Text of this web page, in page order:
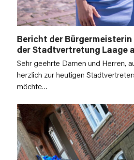
Bericht der
der Stadtvertretung Laage
Sehr geehrte Damen und Herren,
herzlich zur heutigen
möchte…